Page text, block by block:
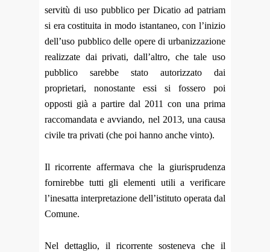
servitù di uso pubblico per Dicatio ad patriam
si era costituita in modo istantaneo, con l’inizio
dell’uso pubblico delle opere di urbanizzazione
realizzate dai privati, dall’altro, che tale uso
pubblico sarebbe stato autorizzato dai
proprietari, nonostante essi si fossero poi
opposti già a partire dal 2011 con una prima
raccomandata e avviando, nel 2013, una causa
civile tra privati (che poi hanno anche vinto).
Il ricorrente affermava che la giurisprudenza
fornirebbe tutti gli elementi utili a verificare
l’inesatta interpretazione dell’istituto operata dal
Comune.
Nel dettaglio, il ricorrente sosteneva che il